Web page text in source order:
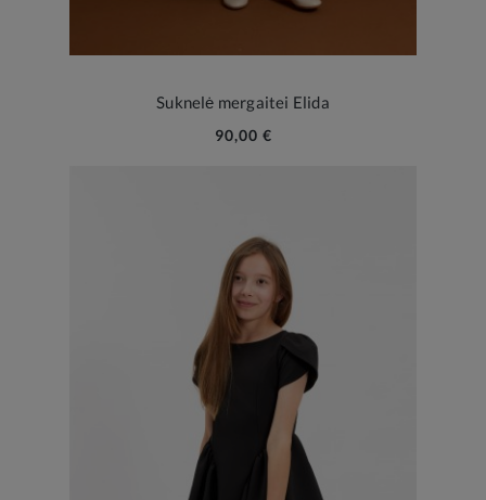
Suknelė mergaitei Elida
90,00 €